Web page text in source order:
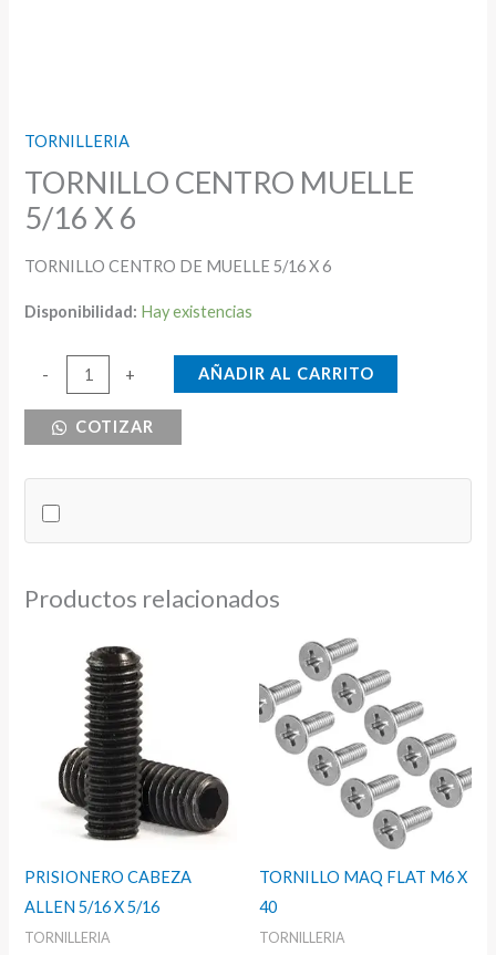
TORNILLERIA
TORNILLO CENTRO MUELLE
5/16 X 6
TORNILLO CENTRO DE MUELLE 5/16 X 6
Disponibilidad: Hay existencias
-
TORNILLO
CENTRO
MUELLE
cantidad
+ AÑADIR AL CARRITO
COTIZAR
Productos relacionados
PRISIONERO CABEZA
ALLEN 5/16 X 5/16
TORNILLERIA
TORNILLO MAQ FLAT M6 X
40
TORNILLERIA